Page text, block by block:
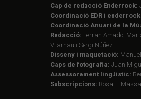
Cap de redacció Enderrock:
Coordinació EDR i
Coordinació Anuari de la
Redacció: Ferran Amado,
Vilarnau i Sergi Núñez
Disseny i maquetació:
Caps de fotografia: Juan
Assessorament lingüístic:
Subscripcions: Rosa E.